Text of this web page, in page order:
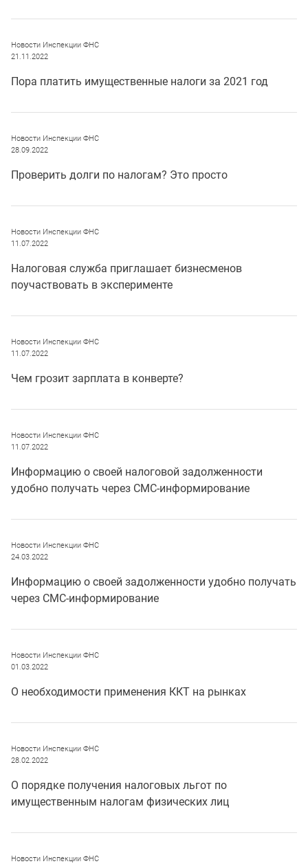
Новости Инспекции ФНС
21.11.2022
Пора платить имущественные налоги за 2021 год
Новости Инспекции ФНС
28.09.2022
Проверить долги по налогам? Это просто
Новости Инспекции ФНС
11.07.2022
Налоговая служба приглашает бизнесменов
поучаствовать в эксперименте
Новости Инспекции ФНС
11.07.2022
Чем грозит зарплата в конверте?
Новости Инспекции ФНС
11.07.2022
Информацию о своей налоговой задолженности
удобно получать через СМС-информирование
Новости Инспекции ФНС
24.03.2022
Информацию о своей задолженности удобно получать
через СМС-информирование
Новости Инспекции ФНС
01.03.2022
О необходимости применения ККТ на рынках
Новости Инспекции ФНС
28.02.2022
О порядке получения налоговых льгот по
имущественным налогам физических лиц
Новости Инспекции ФНС